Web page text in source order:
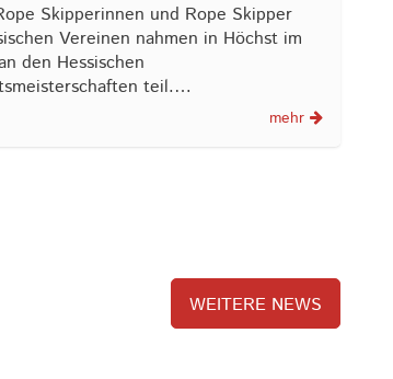
Skipperinnen und Rope Skipper
Vereinen nahmen in Höchst im
den Hessischen
teil.…
mehr
WEITERE NEWS